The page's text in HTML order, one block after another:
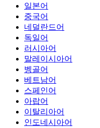
일본어
중국어
네덜란드어
독일어
러시아어
말레이시아어
벵골어
베트남어
스페인어
아랍어
이탈리아어
인도네시아어